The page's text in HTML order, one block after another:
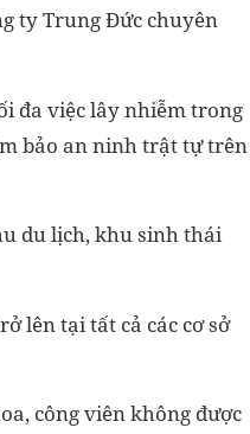
ty Trung Đức chuyên
đa việc lây nhiễm trong
bảo an ninh trật tự trên
du lịch, khu sinh thái
lên tại tất cả các cơ sở
công viên không được